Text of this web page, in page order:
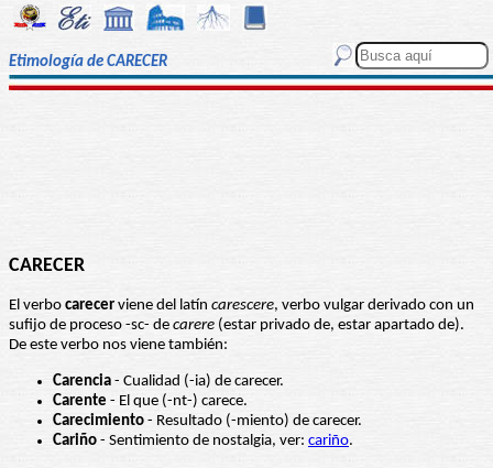
Etimología de CARECER
CARECER
El verbo carecer viene del latín carescere, verbo vulgar derivado con un
sufijo de proceso -sc- de carere (estar privado de, estar apartado de).
De este verbo nos viene también:
Carencia - Cualidad (-ia) de carecer.
Carente - El que (-nt-) carece.
Carecimiento - Resultado (-miento) de carecer.
Cariño - Sentimiento de nostalgia, ver: cariño.